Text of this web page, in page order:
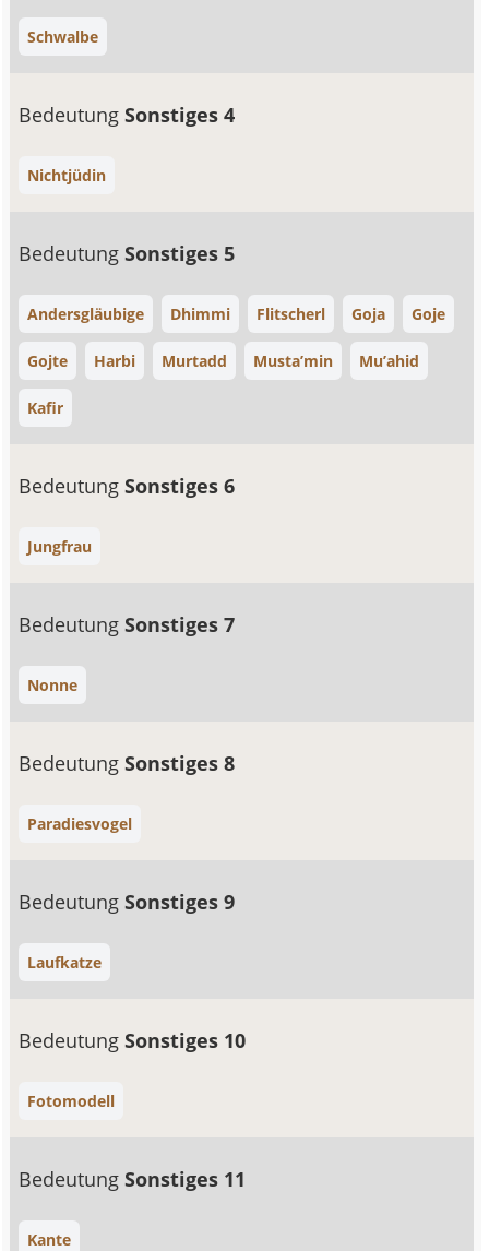
Schwalbe
BedeutungSonstiges 4
Nichtjüdin
BedeutungSonstiges 5
Andersgläubige Dhimmi Flitscherl Goja Goje
Gojte Harbi Murtadd Musta’min Mu’ahid
Kafir
BedeutungSonstiges 6
Jungfrau
BedeutungSonstiges 7
Nonne
BedeutungSonstiges 8
Paradiesvogel
BedeutungSonstiges 9
Laufkatze
BedeutungSonstiges 10
Fotomodell
BedeutungSonstiges 11
Kante